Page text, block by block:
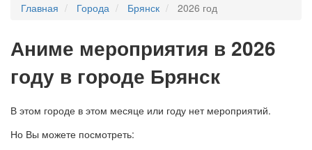
Главная Города Брянск 2026 год
Аниме мероприятия в 2026
году в городе Брянск
В этом городе в этом месяце или году нет мероприятий.
Но Вы можете посмотреть: